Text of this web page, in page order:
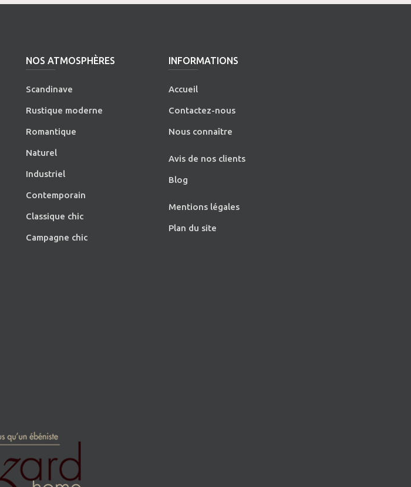
NOS ATMOSPHÈRES
Scandinave
Rustique moderne
Romantique
Naturel
Industriel
Contemporain
Classique chic
Campagne chic
INFORMATIONS
Accueil
Contactez-nous
Nous connaître
Avis de nos clients
Blog
Mentions légales
Plan du site